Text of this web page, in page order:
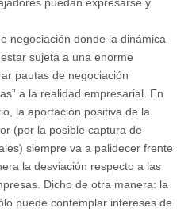
negociación donde la dinámica
sujeta a una enorme
pautas de negociación
a la realidad empresarial. En
la aportación positiva de la
(por la posible captura de
siempre va a palidecer frente
la desviación respecto a las
Dicho de otra manera: la
puede contemplar intereses de